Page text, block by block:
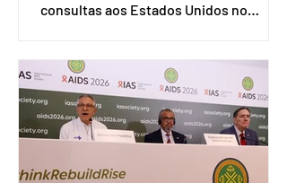
consultas aos Estados Unidos no
(OMC), contestando duas medidas
tarifárias adotadas pelo país norte-
americano com base na Seção 301 da
Lei de Comércio de 1974. Segundo nota
divulgada pelo Ministério das Relações